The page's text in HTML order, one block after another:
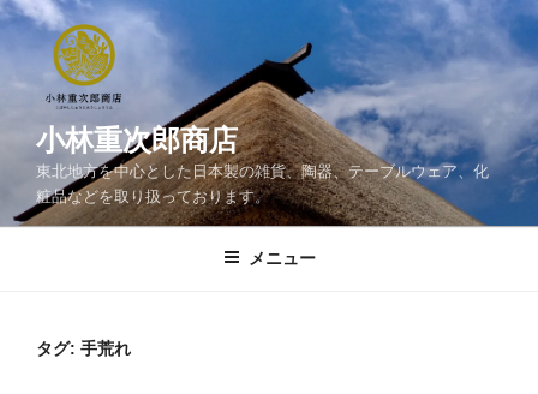
コ
キ
小林重次郎商店
東北地方を中心とした日本製の雑貨、陶器、テーブルウェア、化
粧品などを取り扱っております。
メニュー
タグ: 手荒れ